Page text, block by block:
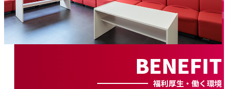
BENEFIT
福利厚生・働く環境